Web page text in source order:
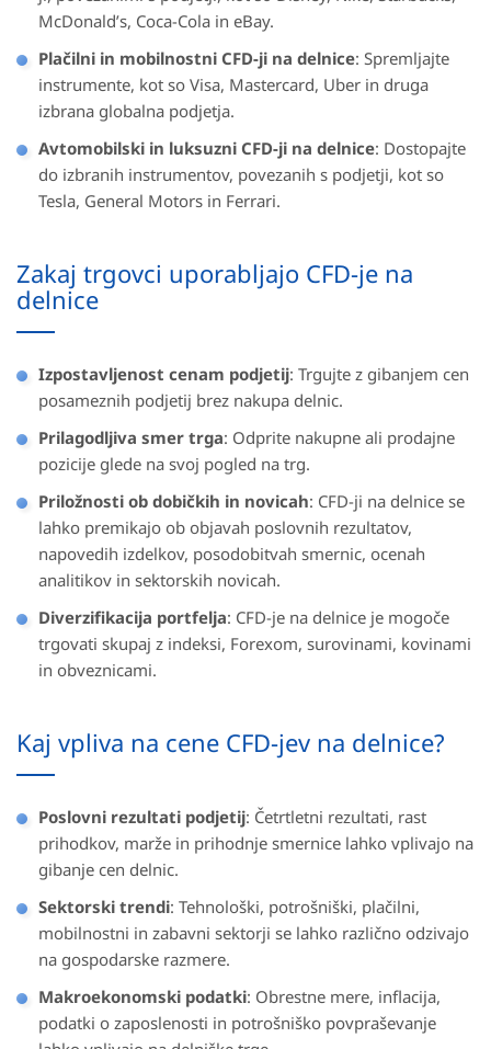
McDonald’s, Coca-Cola in eBay.
Plačilni in mobilnostni CFD-ji na delnice: Spremljajte
instrumente, kot so Visa, Mastercard, Uber in druga
izbrana globalna podjetja.
Avtomobilski in luksuzni CFD-ji na delnice: Dostopajte
do izbranih instrumentov, povezanih s podjetji, kot so
Tesla, General Motors in Ferrari.
Zakaj trgovci uporabljajo CFD-je na
delnice
Izpostavljenost cenam podjetij: Trgujte z gibanjem cen
posameznih podjetij brez nakupa delnic.
Prilagodljiva smer trga: Odprite nakupne ali prodajne
pozicije glede na svoj pogled na trg.
Priložnosti ob dobičkih in novicah: CFD-ji na delnice se
lahko premikajo ob objavah poslovnih rezultatov,
napovedih izdelkov, posodobitvah smernic, ocenah
analitikov in sektorskih novicah.
Diverzifikacija portfelja: CFD-je na delnice je mogoče
trgovati skupaj z indeksi, Forexom, surovinami, kovinami
in obveznicami.
Kaj vpliva na cene CFD-jev na delnice?
Poslovni rezultati podjetij: Četrtletni rezultati, rast
prihodkov, marže in prihodnje smernice lahko vplivajo na
gibanje cen delnic.
Sektorski trendi: Tehnološki, potrošniški, plačilni,
mobilnostni in zabavni sektorji se lahko različno odzivajo
na gospodarske razmere.
Makroekonomski podatki: Obrestne mere, inflacija,
podatki o zaposlenosti in potrošniško povpraševanje